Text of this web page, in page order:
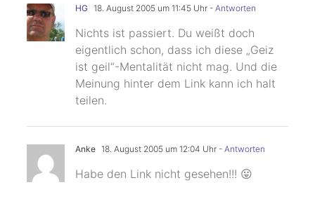
HG 18. August 2005 um 11:45 Uhr- Antworten
Nichts ist passiert. Du weißt doch
eigentlich schon, dass ich diese „Geiz
ist geil“-Mentalität nicht mag. Und die
Meinung hinter dem Link kann ich halt
teilen.
Anke 18. August 2005 um 12:04 Uhr- Antworten
Habe den Link nicht gesehen!!! 😛